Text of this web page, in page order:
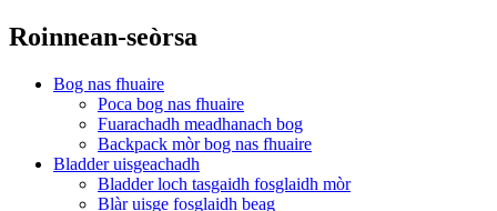
Roinnean-seòrsa
Bog nas fhuaire
Poca bog nas fhuaire
Fuarachadh meadhanach bog
Backpack mòr bog nas fhuaire
Bladder uisgeachadh
Bladder loch tasgaidh fosglaidh mòr
Blàr uisge fosglaidh beag